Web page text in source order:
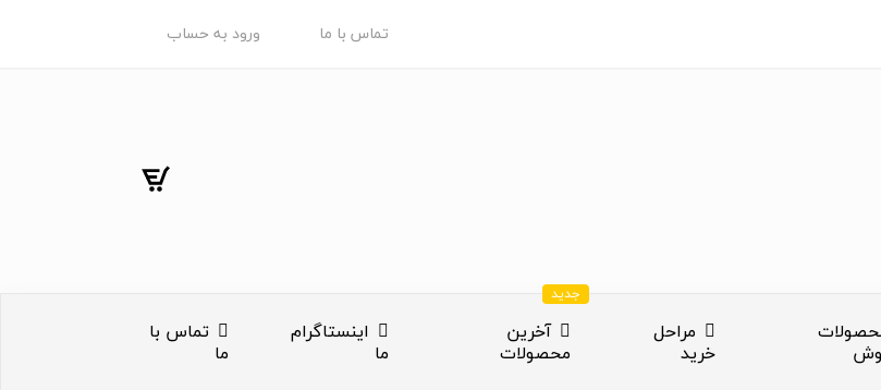
تماس با ما ورود به حساب
مراحل
خرید
آخرین
محصولات
جدید
اینستاگرام
ما
تماس با
ما